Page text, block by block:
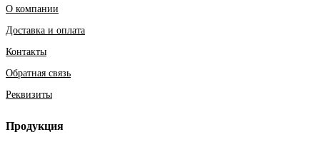
О компании
Доставка и оплата
Контакты
Обратная связь
Реквизиты
Продукция